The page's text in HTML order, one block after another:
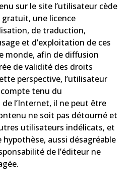
sur le site l’utilisateur cède
gratuit, une licence
de traduction,
et d’exploitation de ces
monde, afin de diffusion
de validité des droits
perspective, l’utilisateur
tenu du
l’Internet, il ne peut être
ne soit pas détourné et
utilisateurs indélicats, et
hypothèse, aussi désagréable
de l’éditeur ne